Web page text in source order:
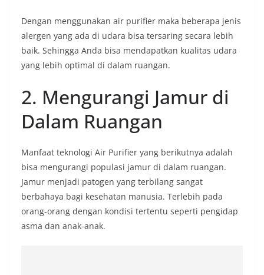
Dengan menggunakan air purifier maka beberapa jenis
alergen yang ada di udara bisa tersaring secara lebih
baik. Sehingga Anda bisa mendapatkan kualitas udara
yang lebih optimal di dalam ruangan.
2. Mengurangi Jamur di
Dalam Ruangan
Manfaat teknologi Air Purifier yang berikutnya adalah
bisa mengurangi populasi jamur di dalam ruangan.
Jamur menjadi patogen yang terbilang sangat
berbahaya bagi kesehatan manusia. Terlebih pada
orang-orang dengan kondisi tertentu seperti pengidap
asma dan anak-anak.